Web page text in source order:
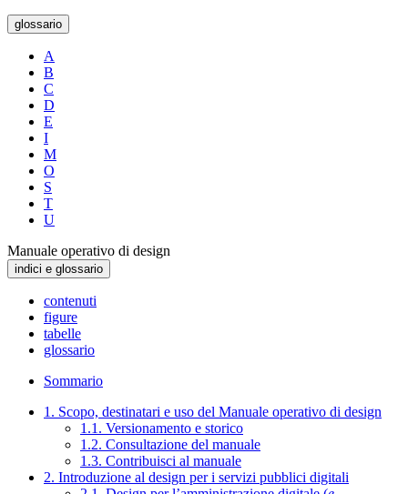
glossario
A
B
C
D
E
I
M
O
S
T
U
Manuale operativo di design
indici e glossario
contenuti
figure
tabelle
glossario
Sommario
1. Scopo, destinatari e uso del Manuale operativo di design
1.1. Versionamento e storico
1.2. Consultazione del manuale
1.3. Contribuisci al manuale
2. Introduzione al design per i servizi pubblici digitali